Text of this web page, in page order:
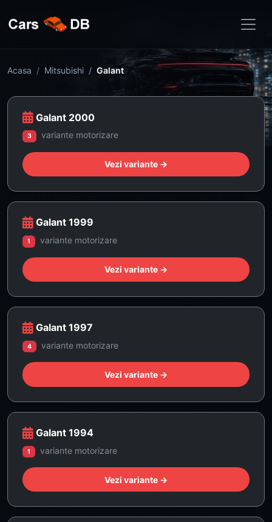
Acasa Mitsubishi Galant
Galant 2000
3 variante motorizare
Vezi variante →
Galant 1999
1 variante motorizare
Vezi variante →
Galant 1997
4 variante motorizare
Vezi variante →
Galant 1994
1 variante motorizare
Vezi variante →